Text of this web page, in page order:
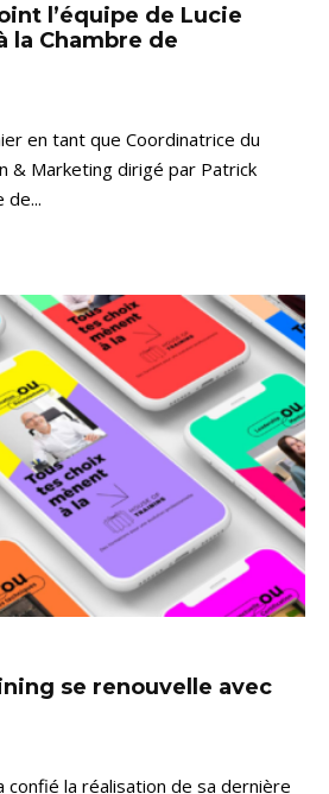
l’équipe de Lucie
la Chambre de
en tant que Coordinatrice du
& Marketing dirigé par Patrick
de...
se renouvelle avec
confié la réalisation de sa dernière